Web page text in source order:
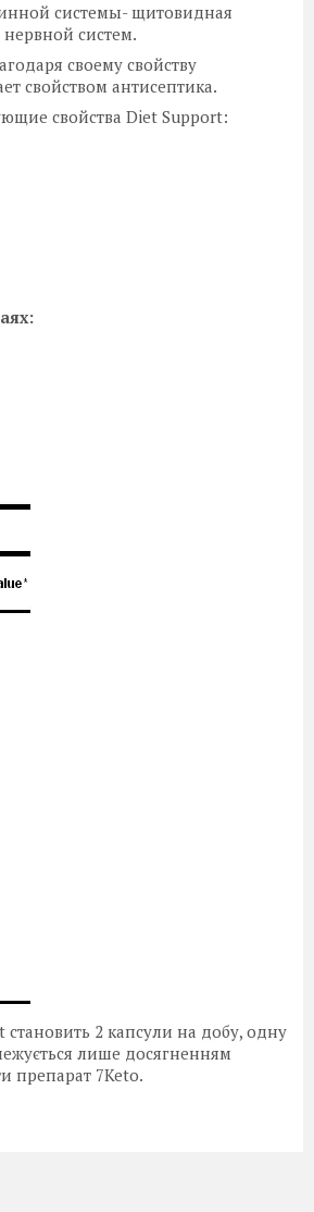
системы- щитовидная
систем.
своему свойству
свойством антисептика.
свойства Diet Support:
2 капсули на добу, одну
лише досягненням
препарат 7Keto.